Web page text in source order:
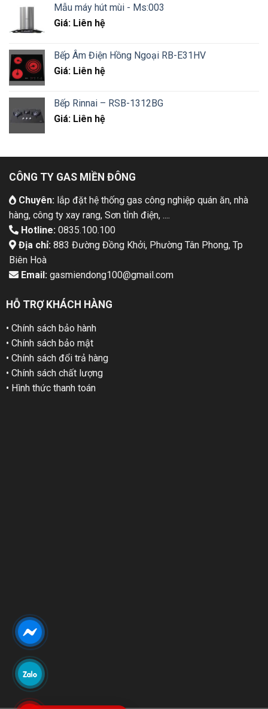
Mẫu máy hút mùi - Ms:003
Giá: Liên hệ
Bếp Âm Điện Hồng Ngoại RB-E31HV
Giá: Liên hệ
Bếp Rinnai – RSB-1312BG
Giá: Liên hệ
CÔNG TY GAS MIỀN ĐÔNG
Chuyên:lắp đặt hệ thống gas công nghiệp quán ăn, nhà
hàng, công ty xay rang, Sơn tỉnh điện, ....
Hotline: 0835.100.100
Địa chỉ:883 Đường Đồng Khởi, Phường Tân Phong, Tp
Biên Hoà
Email:gasmiendong100@gmail.com
HỖ TRỢ KHÁCH HÀNG
• Chính sách bảo hành
• Chính sách bảo mật
• Chính sách đổi trả hàng
• Chính sách chất lượng
• Hình thức thanh toán